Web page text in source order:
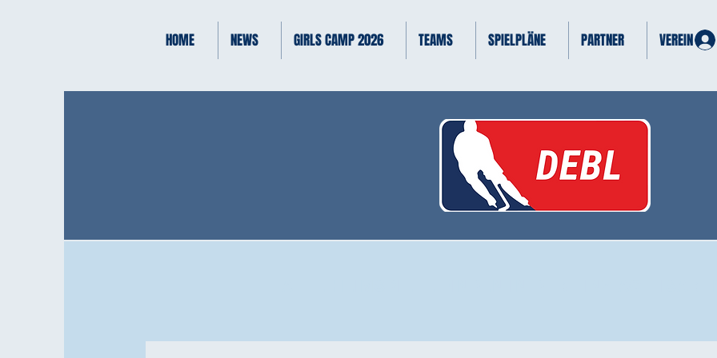
HOME NEWS GIRLS CAMP 2026 TEAMS SPIELPLÄNE PARTNER VEREIN